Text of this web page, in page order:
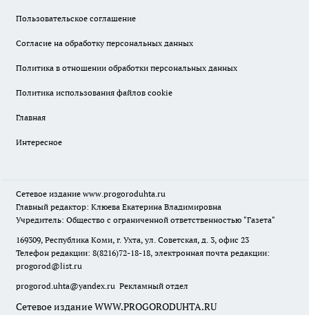
Пользовательское соглашение
Согласие на обработку персональных данных
Политика в отношении обработки персональных данных
Политика использования файлов cookie
Главная
Интересное
Сетевое издание www.progoroduhta.ru
Главный редактор: Клюева Екатерина Владимировна
Учредитель: Общество с ограниченной ответственностью "Газета"
169309, Республика Коми, г. Ухта, ул. Советская, д. 3, офис 23
Телефон редакции: 8(8216)72-18-18, электронная почта редакции:
progorod@list.ru
progorod.uhta@yandex.ru Рекламный отдел
Сетевое издание WWW.PROGORODUHTA.RU